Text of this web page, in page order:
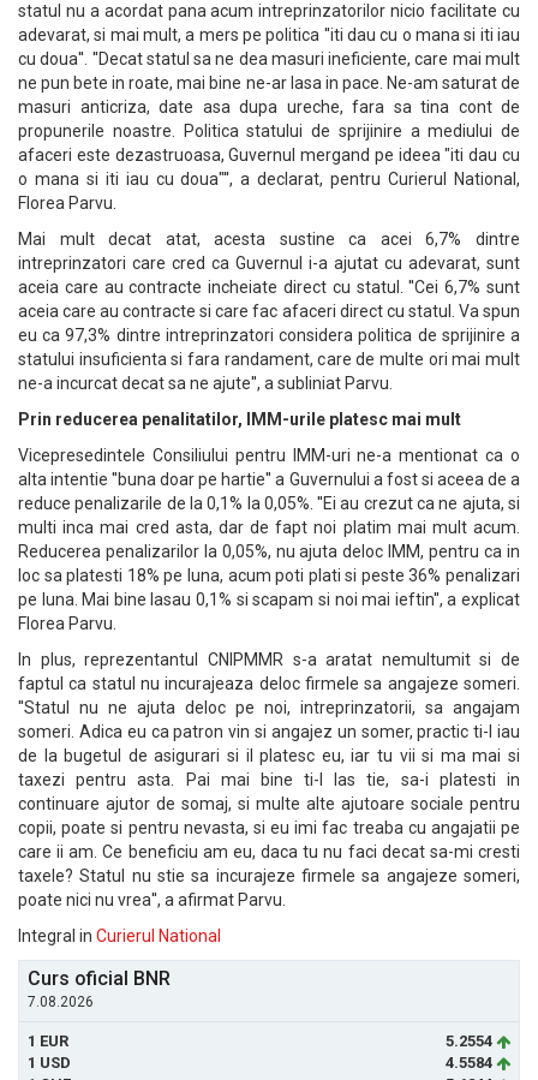
statul nu a acordat pana acum intreprinzatorilor nicio facilitate cu
adevarat, si mai mult, a mers pe politica ''iti dau cu o mana si iti iau
cu doua''. ''Decat statul sa ne dea masuri ineficiente, care mai mult
ne pun bete in roate, mai bine ne-ar lasa in pace. Ne-am saturat de
masuri anticriza, date asa dupa ureche, fara sa tina cont de
propunerile noastre. Politica statului de sprijinire a mediului de
afaceri este dezastruoasa, Guvernul mergand pe ideea "iti dau cu
o mana si iti iau cu doua"'', a declarat, pentru Curierul National,
Florea Parvu.
Mai mult decat atat, acesta sustine ca acei 6,7% dintre
intreprinzatori care cred ca Guvernul i-a ajutat cu adevarat, sunt
aceia care au contracte incheiate direct cu statul. ''Cei 6,7% sunt
aceia care au contracte si care fac afaceri direct cu statul. Va spun
eu ca 97,3% dintre intreprinzatori considera politica de sprijinire a
statului insuficienta si fara randament, care de multe ori mai mult
ne-a incurcat decat sa ne ajute'', a subliniat Parvu.
Prin reducerea penalitatilor, IMM-urile platesc mai mult
Vicepresedintele Consiliului pentru IMM-uri ne-a mentionat ca o
alta intentie ''buna doar pe hartie'' a Guvernului a fost si aceea de a
reduce penalizarile de la 0,1% la 0,05%. ''Ei au crezut ca ne ajuta, si
multi inca mai cred asta, dar de fapt noi platim mai mult acum.
Reducerea penalizarilor la 0,05%, nu ajuta deloc IMM, pentru ca in
loc sa platesti 18% pe luna, acum poti plati si peste 36% penalizari
pe luna. Mai bine lasau 0,1% si scapam si noi mai ieftin'', a explicat
Florea Parvu.
In plus, reprezentantul CNIPMMR s-a aratat nemultumit si de
faptul ca statul nu incurajeaza deloc firmele sa angajeze someri.
''Statul nu ne ajuta deloc pe noi, intreprinzatorii, sa angajam
someri. Adica eu ca patron vin si angajez un somer, practic ti-l iau
de la bugetul de asigurari si il platesc eu, iar tu vii si ma mai si
taxezi pentru asta. Pai mai bine ti-l las tie, sa-i platesti in
continuare ajutor de somaj, si multe alte ajutoare sociale pentru
copii, poate si pentru nevasta, si eu imi fac treaba cu angajatii pe
care ii am. Ce beneficiu am eu, daca tu nu faci decat sa-mi cresti
taxele? Statul nu stie sa incurajeze firmele sa angajeze someri,
poate nici nu vrea'', a afirmat Parvu.
Integral in Curierul National
Curs oficial BNR
7.08.2026
1 EUR
5.2554
1 USD
4.5584